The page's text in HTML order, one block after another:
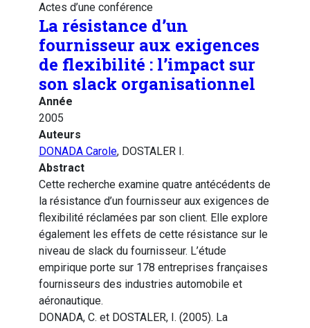
Actes d’une conférence
La résistance d’un
fournisseur aux exigences
de flexibilité : l’impact sur
son slack organisationnel
Année
2005
Auteurs
DONADA Carole, DOSTALER I.
Abstract
Cette recherche examine quatre antécédents de
la résistance d’un fournisseur aux exigences de
flexibilité réclamées par son client. Elle explore
également les effets de cette résistance sur le
niveau de slack du fournisseur. L’étude
empirique porte sur 178 entreprises françaises
fournisseurs des industries automobile et
aéronautique.
DONADA, C. et DOSTALER, I. (2005). La